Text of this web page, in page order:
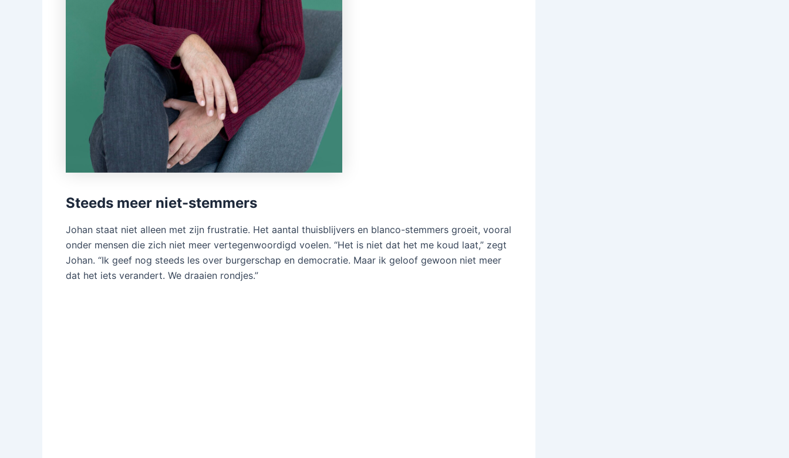
Steeds meer niet-stemmers
Johan staat niet alleen met zijn frustratie. Het aantal thuisblijvers en blanco-stemmers groeit, vooral
onder mensen die zich niet meer vertegenwoordigd voelen. “Het is niet dat het me koud laat,” zegt
Johan. “Ik geef nog steeds les over burgerschap en democratie. Maar ik geloof gewoon niet meer
dat het iets verandert. We draaien rondjes.”